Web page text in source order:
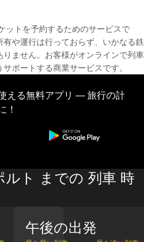
ットを予約するためのサービスで
や運行は行っておらず、いかなる鉄
ません。お客様がオンラインで列車
ポートする商業サービスです。
える無料アプリ — 旅行の計
！
ルト までの 列車 時
午後の出発